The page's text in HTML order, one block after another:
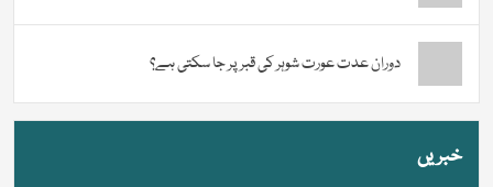
دوران عدت عورت شوہر کی قبر پر جا سکتی ہے؟
خبریں